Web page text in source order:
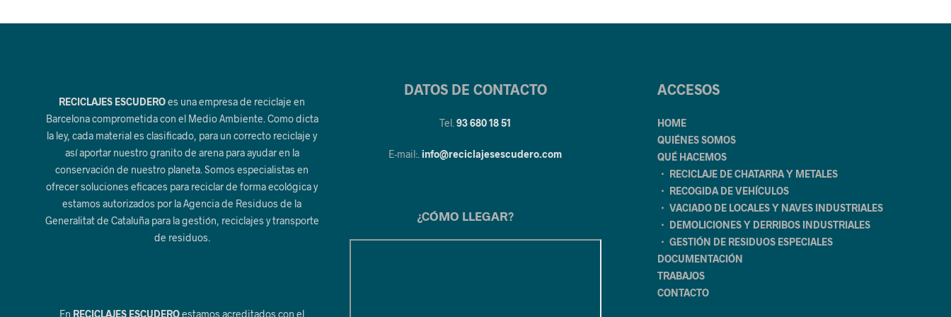
RECICLAJES ESCUDEROes una empresa de reciclaje en
Barcelona comprometida con el Medio Ambiente. Como dicta
la ley, cada material es clasificado, para un correcto reciclaje y
así aportar nuestro granito de arena para ayudar en la
conservación de nuestro planeta. Somos especialistas en
ofrecer soluciones eficaces para reciclar de forma ecológica y
estamos autorizados por la Agencia de Residuos de la
Generalitat de Cataluña para la gestión, reciclajes y transporte
de residuos.
En RECICLAJES ESCUDEROestamos acreditados con el
DATOS DE CONTACTO
Tel.93 680 18 51
E-mail:.info@reciclajesescudero.com
¿CÓMO LLEGAR?
ACCESOS
HOME
QUIÉNES SOMOS
QUÉ HACEMOS
・ RECICLAJE DE CHATARRA Y METALES
・ RECOGIDA DE VEHÍCULOS
・ VACIADO DE LOCALES Y NAVES INDUSTRIALES
・ DEMOLICIONES Y DERRIBOS INDUSTRIALES
・ GESTIÓN DE RESIDUOS ESPECIALES
DOCUMENTACIÓN
TRABAJOS
CONTACTO